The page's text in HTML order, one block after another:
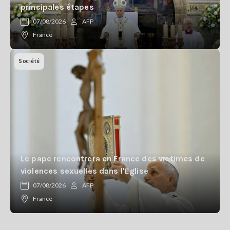
principales étapes
07/08/2026
AFP
France
Société
Le pape rencontrera en France des victimes de
violences sexuelles dans l'Eglise
07/08/2026
AFP
France